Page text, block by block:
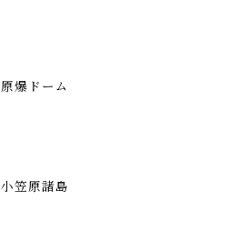
原爆ドーム
小笠原諸島